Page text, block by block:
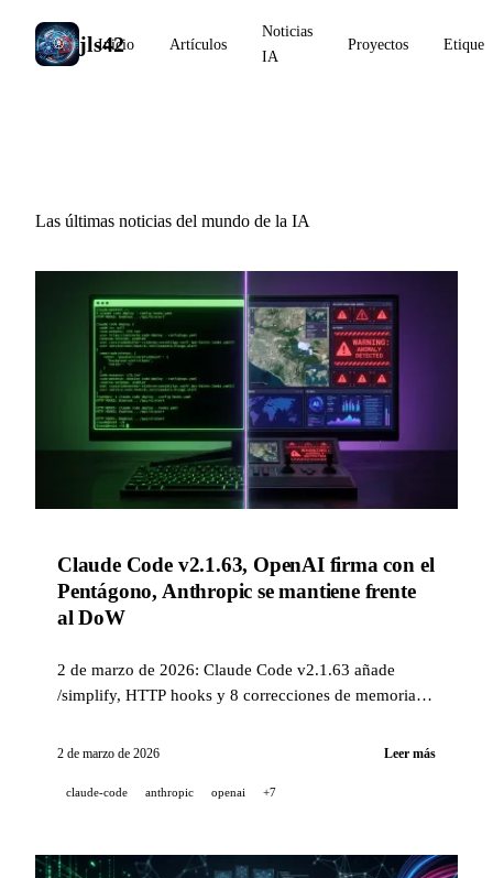
jls42
Inicio Artículos
Noticias
IA
Proyectos
Las últimas noticias del mundo de la IA
Claude Code v2.1.63, OpenAI firma con el
Pentágono, Anthropic se mantiene frente
al DoW
2 de marzo de 2026: Claude Code v2.1.63 añade
/simplify, HTTP hooks y 8 correcciones de memoria,
Pentágono, Anthropic rechaza la vigilancia masiva y
Memory Claude en el plan gratuito, Qwen 3.5 Small
2 de marzo de 2026 Leer más
claude-code anthropic openai +7